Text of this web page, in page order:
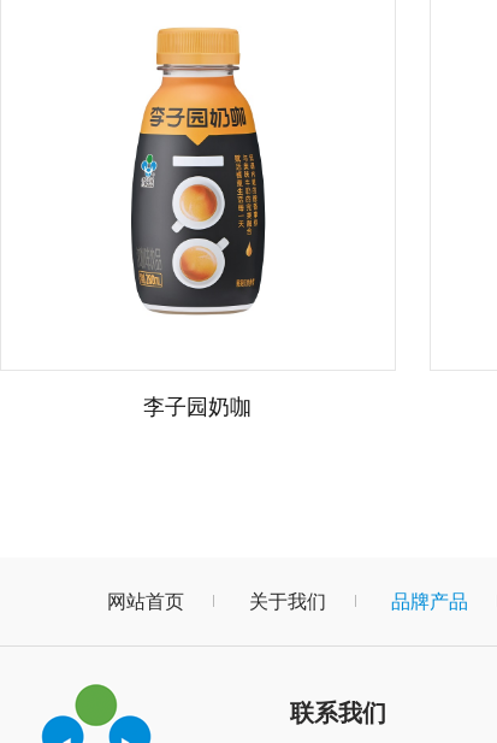
李子园奶咖
网站首页 关于我们 品牌产品
联系我们